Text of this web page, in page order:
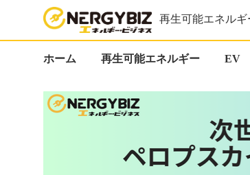
再生可能エネル
ホーム 再生可能エネルギー EV